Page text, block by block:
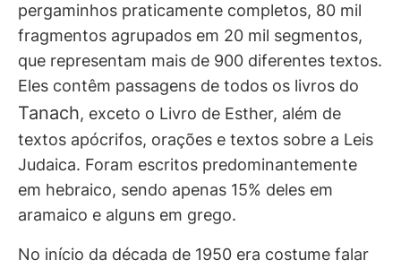
pergaminhos praticamente completos, 80 mil
fragmentos agrupados em 20 mil segmentos,
que representam mais de 900 diferentes textos.
Eles contêm passagens de todos os livros do
Tanach, exceto o Livro de Esther, além de
textos apócrifos, orações e textos sobre a Leis
Judaica. Foram escritos predominantemente
em hebraico, sendo apenas 15% deles em
aramaico e alguns em grego.
No início da década de 1950 era costume falar